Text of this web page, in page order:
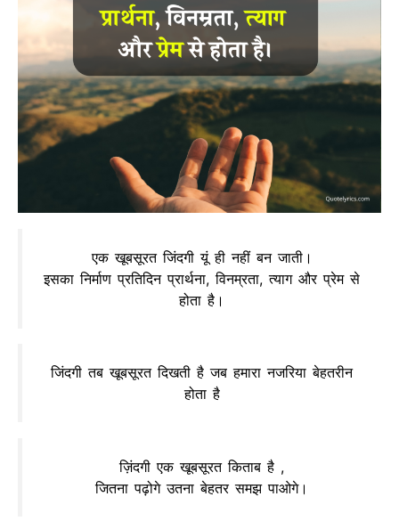
एक खूबसूरत जिंदगी यूं ही नहीं बन जाती।
इसका निर्माण प्रतिदिन प्रार्थना, विनम्रता, त्याग और प्रेम से
होता है।
जिंदगी तब खूबसूरत दिखती है जब हमारा नजरिया बेहतरीन
होता है
ज़िंदगी एक खूबसूरत किताब है ,
जितना पढ़ोगे उतना बेहतर समझ पाओगे।